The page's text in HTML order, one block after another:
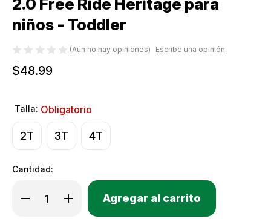
niños - Toddler
(Aún no hay opiniones) Escribe una opinión
$48.99
Talla: Obligatorio
2T 3T 4T
Cantidad:
Disminuir Aumentar
la
cantidad
Only
Existencias
actuales: